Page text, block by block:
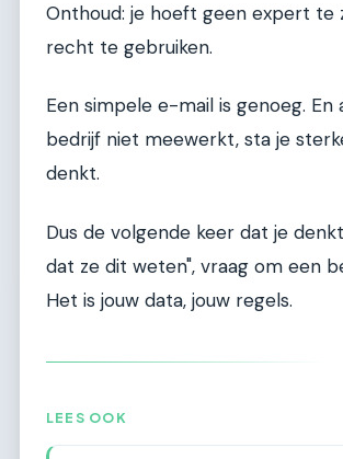
Onthoud: je hoeft geen expert te
recht te gebruiken.
Een simpele e-mail is genoeg. En
bedrijf niet meewerkt, sta je
denkt.
Dus de volgende keer dat je
dat ze dit weten", vraag om een
Het is jouw data, jouw regels.
LEES OOK